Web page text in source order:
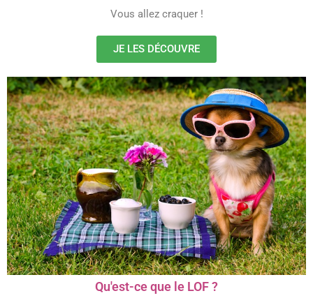
Vous allez craquer !
JE LES DÉCOUVRE
Qu'est-ce que le LOF ?